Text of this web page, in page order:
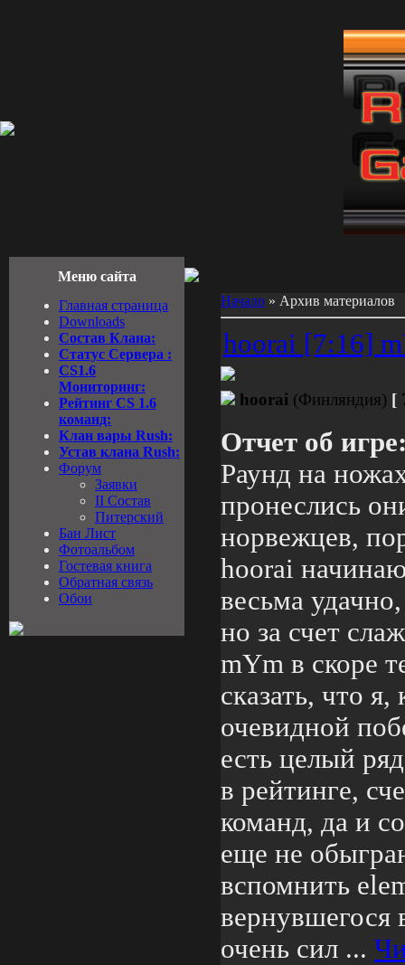
Меню сайта
Главная страница
Downloads
Состав Клана:
Cтатус Cервера :
CS1.6
Мониторинг:
Рейтинг CS 1.6
команд:
Клан вары Rush:
Устав клана Rush:
Форум
Заявки
II Состав
Питерский
Бан Лист
Фотоальбом
Гостевая книга
Обратная связь
Обои
Начало » Архив материалов
hoorai [7:16]
hoorai (Финляндия) [
Отчет об
Раунд на
пронеслись
норвежцев,
hoorai
весьма
но за счет
mYm в скоре
сказать, что
очевидной
есть целый
в рейтинге,
команд, да и
еще не
вспомнить
вернувшегося
очень сил ...